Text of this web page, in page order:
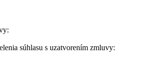
súhlasu s uzatvorením zmluvy: